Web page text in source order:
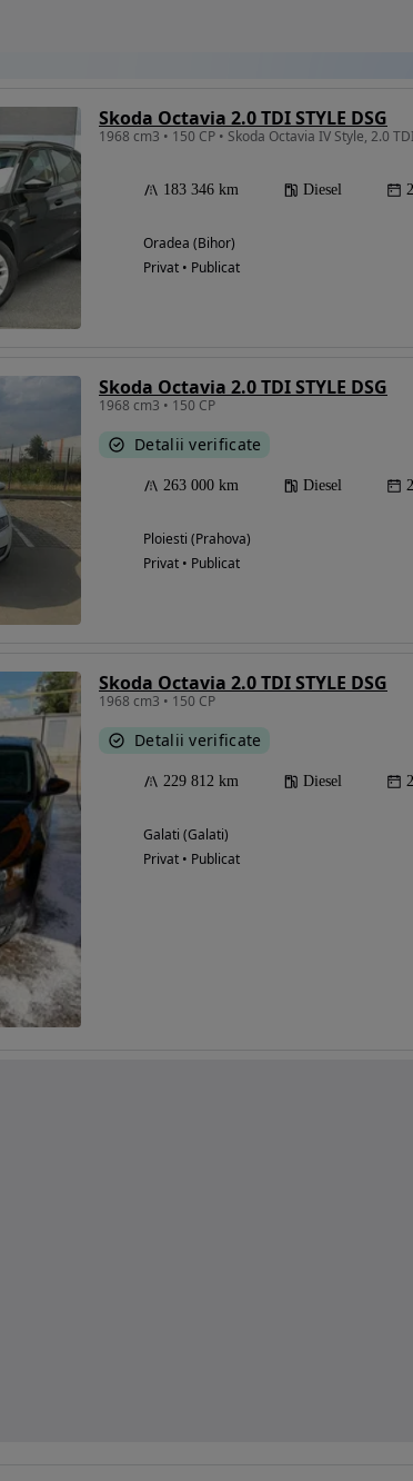
Skoda Octavia 2.0 TDI STYLE DSG
183 346 km Diesel
Oradea (Bihor)
Privat • Publicat
Skoda Octavia 2.0 TDI STYLE DSG
1968 cm3 • 150 CP
Detalii verificate
263 000 km Diesel
Ploiesti (Prahova)
Privat • Publicat
Skoda Octavia 2.0 TDI STYLE DSG
1968 cm3 • 150 CP
Detalii verificate
229 812 km Diesel
Galati (Galati)
Privat • Publicat